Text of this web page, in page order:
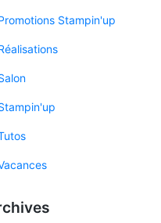
Stampin'up